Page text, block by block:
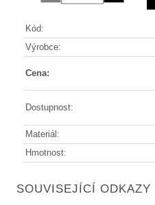
Kód:
Výrobce:
Cena:
Dostupnost:
Materiál:
Hmotnost:
SOUVISEJÍCÍ ODKAZY